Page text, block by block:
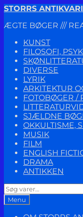
Spring
navigation
Spring
indhold
STORRS
ÆGTE BØGER ///
KUNST
FILOSOFI,
DIVERSE
LYRIK
ARKITEKTUR
FOTOBØGER /
SJÆLDNE
OKKULTISME,
MUSIK
FILM
ENGLISH
DRAMA
ANTIKKEN
Søg
efter:
Menu